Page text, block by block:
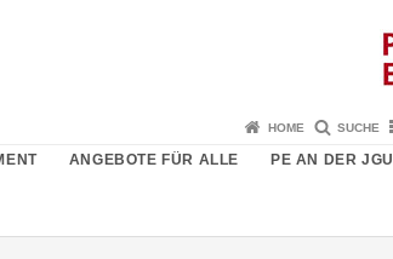
HOME SUCHE
ANGEBOTE FÜR ALLE PE AN DER JGU